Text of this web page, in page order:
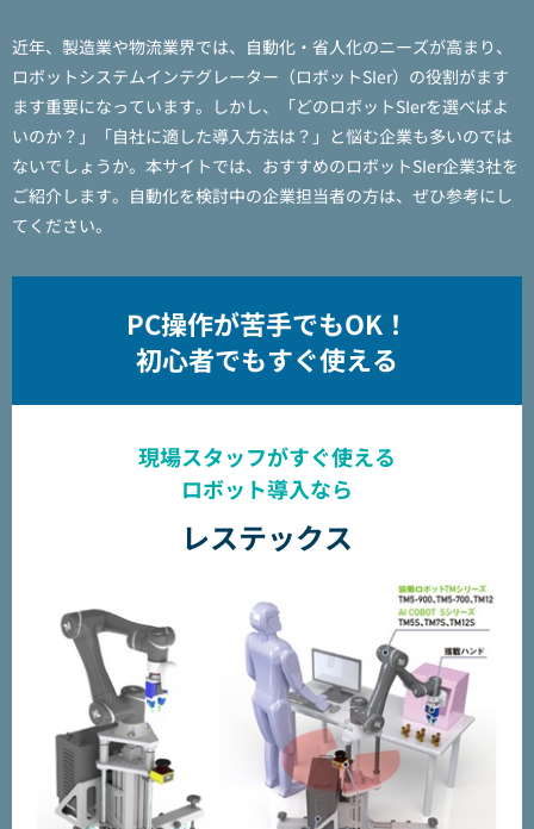
近年、製造業や物流業界では、自動化・省人化のニーズが高まり、
ロボットシステムインテグレーター（ロボットSIer）の役割がます
ます重要になっています。しかし、「どのロボットSIerを選べばよ
いのか？」「自社に適した導入方法は？」と悩む企業も多いのでは
ないでしょうか。本サイトでは、おすすめのロボットSIer企業3社を
ご紹介します。自動化を検討中の企業担当者の方は、ぜひ参考にし
てください。
PC操作が苦手でもOK！
初心者でもすぐ使える
現場スタッフがすぐ使える
ロボット導入なら
レステックス